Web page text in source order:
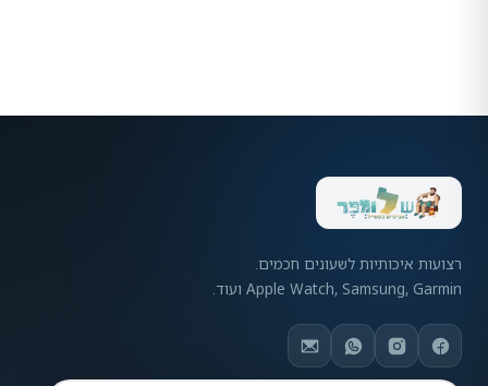
רצועות איכותיות לשעונים חכמים.
Apple Watch, Samsung, Garmin ועוד.